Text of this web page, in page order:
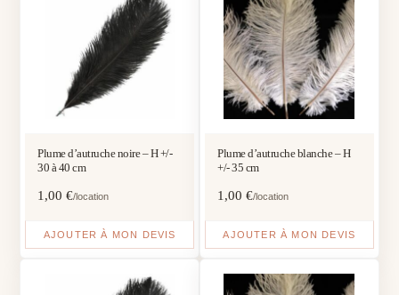
Plume d’autruche noire – H +/-
30 à 40 cm
1,00€/location
AJOUTER À MON DEVIS
Plume d’autruche blanche – H
+/- 35 cm
1,00 €/location
AJOUTER À MON DEVIS